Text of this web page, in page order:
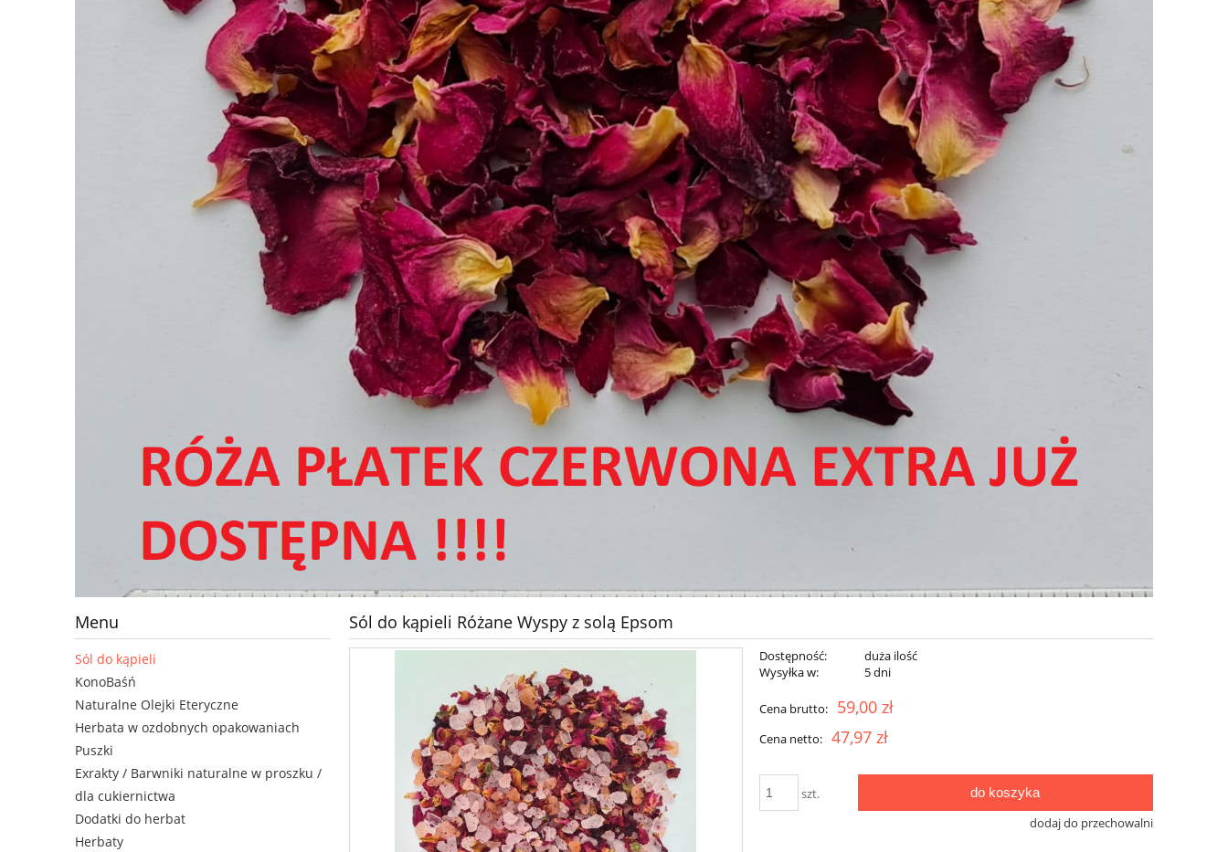
Menu
Sól do kąpieli
KonoBaśń
Naturalne Olejki Eteryczne
Herbata w ozdobnych opakowaniach
Puszki
Exrakty / Barwniki naturalne w proszku /
dla cukiernictwa
Dodatki do herbat
Herbaty
Sól do kąpieli Różane Wyspy z solą Epsom
Dostępność:
duża ilość
Wysyłka w:
5 dni
Cena brutto: 59,00 zł
Cena netto: 47,97 zł
szt. do koszyka
dodaj do przechowalni